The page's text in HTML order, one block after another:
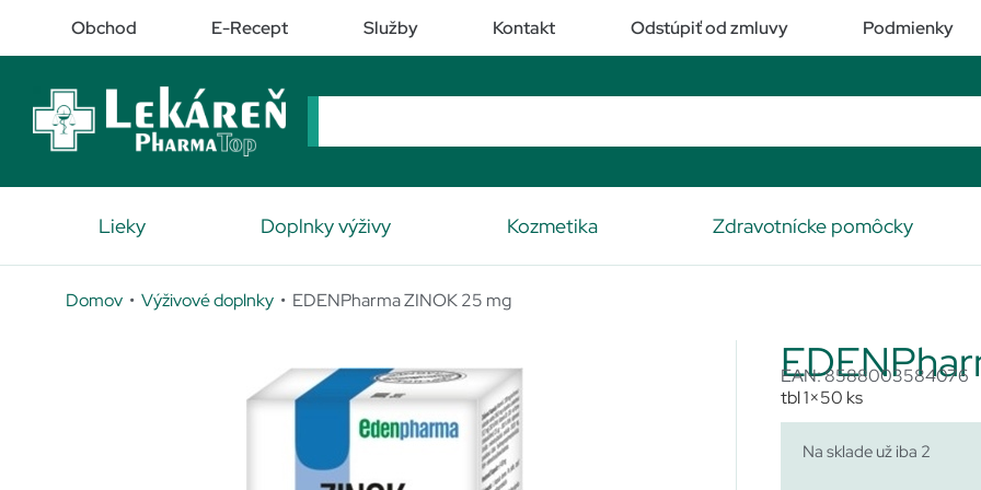
Obchod E-Recept Služby Kontakt Odstúpiť od zmluvy Podmienky
Lieky Doplnky výživy Kozmetika Zdravotnícke pomôcky
Domov • Výživové doplnky • EDENPharma ZINOK 25 mg
EAN: 8588003584076
tbl 1×50 ks
Na sklade už iba 2